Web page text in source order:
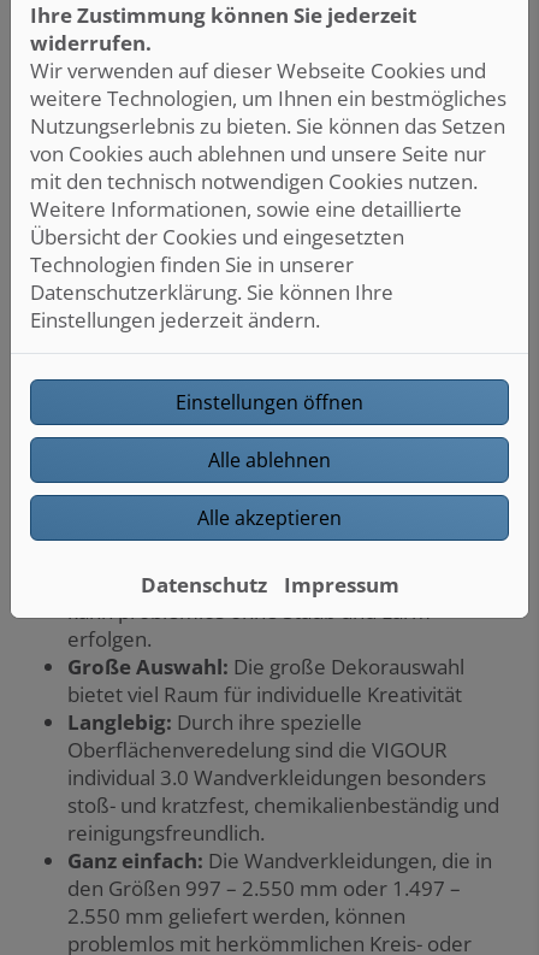
Highlights
Einzigartig: Das gibt es nur bei uns: Eine Kante
der VIGOUR individual 3.0 Wandverkleidungen
wird mit gebördelter Kante geliefert. Damit
zieht sich das Plattendekor um die
Abschlusskante herum.
Für die Dusche und darüber hinaus:
VIGOUR individual 3.0 Wandverkleidungen
bestehen aus langlebigen, 3 mm starken,
formstabilen Aluverbundplatten.
3Richtig schnell:Diese Systemplatten sind
bestens geeignet für die schnelle Renovierung,
Teilmodernisierung oder den Neubau, denn
die Aluverbundplatten werden beispielsweise
direkt auf die gut gereinigte Alt-Fliese geklebt.
VIGOUR individual 3.0 Wandverkleidungen
kann problemlos ohne Staub und Lärm
erfolgen.
Große Auswahl: Die große Dekorauswahl
bietet viel Raum für individuelle Kreativität
Langlebig: Durch ihre spezielle
Oberflächenveredelung sind die VIGOUR
individual 3.0 Wandverkleidungen besonders
stoß- und kratzfest, chemikalienbeständig und
reinigungsfreundlich.
Ganz einfach: Die Wandverkleidungen, die in
den Größen 997 – 2.550 mm oder 1.497 –
2.550 mm geliefert werden, können
problemlos mit herkömmlichen Kreis- oder
Ihre Zustimmung können Sie jederzeit
widerrufen.
Wir verwenden auf dieser Webseite Cookies und
weitere Technologien, um Ihnen ein bestmögliches
Nutzungserlebnis zu bieten. Sie können das Setzen
von Cookies auch ablehnen und unsere Seite nur
mit den technisch notwendigen Cookies nutzen.
Weitere Informationen, sowie eine detaillierte
Übersicht der Cookies und eingesetzten
Technologien finden Sie in unserer
Datenschutzerklärung. Sie können Ihre
Einstellungen jederzeit ändern.
Einstellungen öffnen
Alle ablehnen
Alle akzeptieren
Datenschutz Impressum